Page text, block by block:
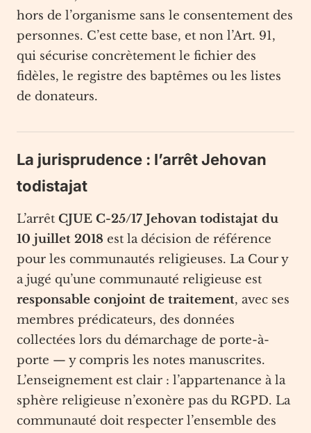
hors de l’organisme sans le consentement des
personnes. C’est cette base, et non l’Art. 91,
qui sécurise concrètement le fichier des
fidèles, le registre des baptêmes ou les listes
de donateurs.
La jurisprudence : l’arrêt Jehovan
todistajat
L’arrêt CJUE C-25/17 Jehovan todistajat du
10 juillet 2018 est la décision de référence
pour les communautés religieuses. La Cour y
a jugé qu’une communauté religieuse est
responsable conjoint de traitement, avec ses
membres prédicateurs, des données
collectées lors du démarchage de porte-à-
porte — y compris les notes manuscrites.
L’enseignement est clair : l’appartenance à la
sphère religieuse n’exonère pas du RGPD. La
communauté doit respecter l’ensemble des